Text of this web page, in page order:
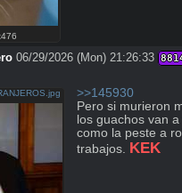
06/29/2026 (Mon) 21:26:33
>>145930
Pero si murieron
los guachos van
como la peste a
trabajos. KEK